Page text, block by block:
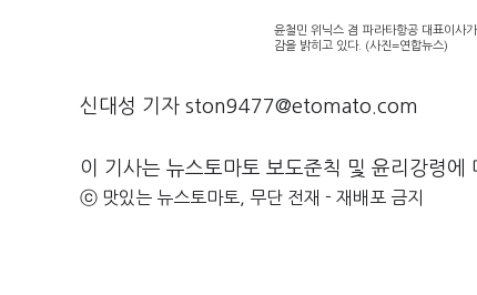
윤철민 위닉스 겸 파라타항공 대표이사
감을 밝히고 있다. (사진=연합뉴스)
신대성 기자 ston9477@etomato.com
이 기사는 뉴스토마토 보도준칙 및 윤리강령에
ⓒ 맛있는 뉴스토마토, 무단 전재 - 재배포 금지